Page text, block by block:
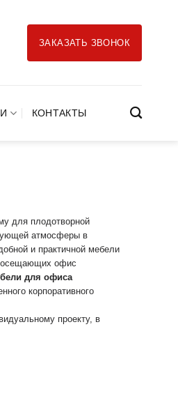
ЗАКАЗАТЬ ЗВОНОК
КОНТАКТЫ
для плодотворной
атмосферы в
и практичной мебели
офис
для офиса
корпоративного
проекту, в